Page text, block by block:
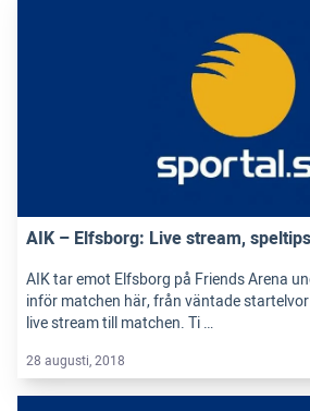
AIK – Elfsborg: Live stream,
AIK tar emot Elfsborg på Friends Arena
inför matchen här, från väntade
live stream till matchen. Ti …
28 augusti, 2018